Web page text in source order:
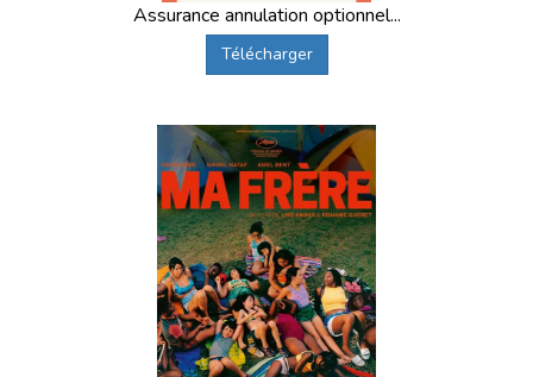
Assurance annulation optionnel...
Télécharger